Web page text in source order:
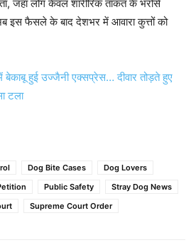
जहां लोग केवल शारीरिक ताकत के भरोसे
इस फैसले के बाद देशभर में आवारा कुत्तों को
हुई उज्जैनी एक्सप्रेस… दीवार तोड़ते हुए
टला
Dog Bite Cases
Dog Lovers
Public Safety
Stray Dog News
Supreme Court Order